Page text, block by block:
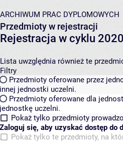
ARCHIWUM PRAC DYPLOMOWYCH
Przedmioty w rejestracji
Rejestracja w cyklu
Lista uwzględnia również te
Filtry
Przedmioty oferowane przez
innej jednostki uczelni.
Przedmioty oferowane dla
jednostkę uczelni.
Pokaż tylko przedmioty
Zaloguj się, aby uzyskać dostęp do
Pokaż tylko te przedmioty, na